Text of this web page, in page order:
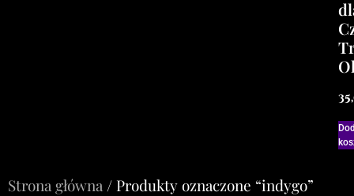
Strona główna / Produkty oznaczone “indygo”